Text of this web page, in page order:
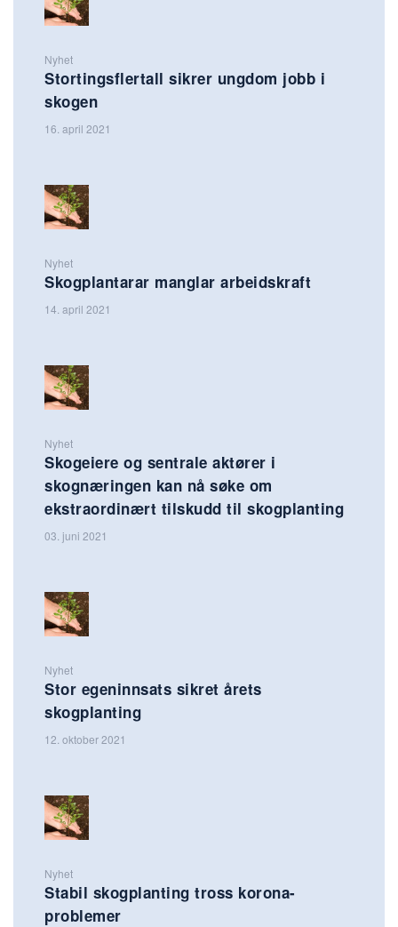
Nyhet
Stortingsflertall sikrer ungdom jobb i
skogen
16. april 2021
Nyhet
Skogplantarar manglar arbeidskraft
14. april 2021
Nyhet
Skogeiere og sentrale aktører i
skognæringen kan nå søke om
ekstraordinært tilskudd til skogplanting
03. juni 2021
Nyhet
Stor egeninnsats sikret årets
skogplanting
12. oktober 2021
Nyhet
Stabil skogplanting tross korona-
problemer